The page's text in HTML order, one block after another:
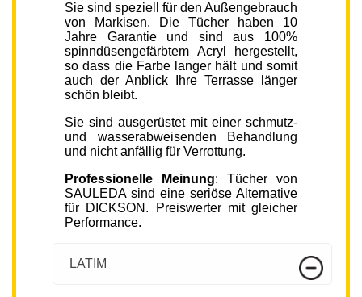
Sie sind speziell für den Außengebrauch
von Markisen. Die Tücher haben 10
Jahre Garantie und sind aus 100%
spinndüsengefärbtem Acryl hergestellt,
so dass die Farbe langer hält und somit
auch der Anblick Ihre Terrasse länger
schön bleibt.
Sie sind ausgerüstet mit einer schmutz-
und wasserabweisenden Behandlung
und nicht anfällig für Verrottung.
Professionelle Meinung: Tücher von
SAULEDA sind eine seriöse Alternative
für DICKSON. Preiswerter mit gleicher
Performance.
LATIM